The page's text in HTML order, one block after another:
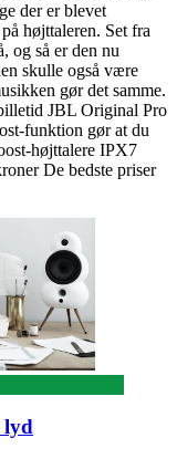
der er blevet
højttaleren. Set fra
og så er den nu
skulle også være
gør det samme.
JBL Original Pro
funktion gør at du
højttalere IPX7
De bedste priser
lyd